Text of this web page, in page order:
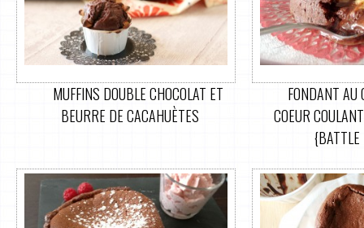
MUFFINS DOUBLE CHOCOLAT ET
BEURRE DE CACAHUÈTES
FONDANT AU
COEUR
{BATTLE